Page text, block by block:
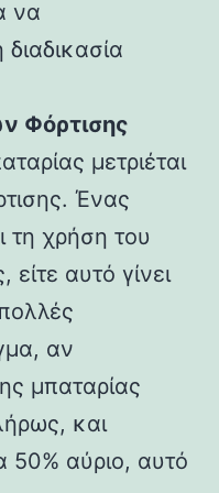
να
Φόρτισης
μετριέται
Ένας
τη χρήση του
αυτό γίνει
αν
μπαταρίας
και
αύριο, αυτό